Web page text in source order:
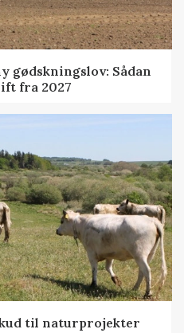
gødskningslov: Sådan
fra 2027
til naturprojekter